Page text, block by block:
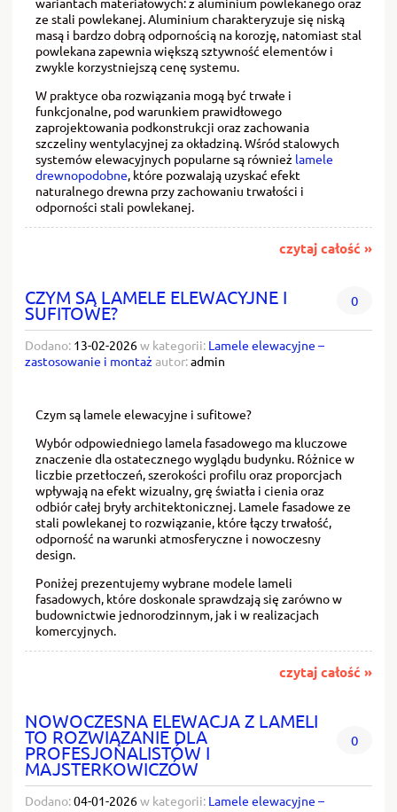
ze stali powlekanej. Aluminium charakteryzuje się niską
masą i bardzo dobrą odpornością na korozję, natomiast stal
powlekana zapewnia większą sztywność elementów i
zwykle korzystniejszą cenę systemu.
W praktyce oba rozwiązania mogą być trwałe i
funkcjonalne, pod warunkiem prawidłowego
zaprojektowania podkonstrukcji oraz zachowania
szczeliny wentylacyjnej za okładziną. Wśród stalowych
systemów elewacyjnych popularne są również lamele
drewnopodobne , które pozwalają uzyskać efekt
naturalnego drewna przy zachowaniu trwałości i
odporności stali powlekanej.
czytaj całość »
CZYM SĄ LAMELE ELEWACYJNE I
SUFITOWE?
0
Dodano: 13-02-2026w kategorii: Lamele elewacyjne –
zastosowanie i montaż autor:admin
Czym są lamele elewacyjne i sufitowe?
Wybór odpowiedniego lamela fasadowego ma kluczowe
znaczenie dla ostatecznego wyglądu budynku. Różnice w
liczbie przetłoczeń, szerokości profilu oraz proporcjach
wpływają na efekt wizualny, grę światła i cienia oraz
odbiór całej bryły architektonicznej. Lamele fasadowe ze
stali powlekanej to rozwiązanie, które łączy trwałość,
odporność na warunki atmosferyczne i nowoczesny
design.
Poniżej prezentujemy wybrane modele lameli
fasadowych, które doskonale sprawdzają się zarówno w
budownictwie jednorodzinnym, jak i w realizacjach
komercyjnych.
czytaj całość »
NOWOCZESNA ELEWACJA Z LAMELI
TO ROZWIĄZANIE DLA
PROFESJONALISTÓW I
MAJSTERKOWICZÓW
0
Dodano:04-01-2026w kategorii: Lamele elewacyjne –